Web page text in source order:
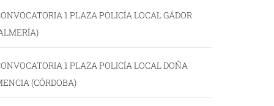
1 PLAZA POLICÍA LOCAL GÁDOR
1 PLAZA POLICÍA LOCAL DOÑA
(CÓRDOBA)